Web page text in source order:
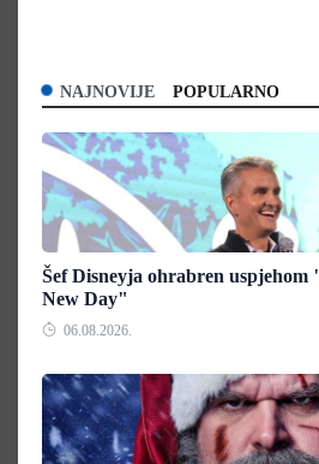
NAJNOVIJE POPULARNO
Šef Disneyja ohrabren
New Day"
06.08.2026.